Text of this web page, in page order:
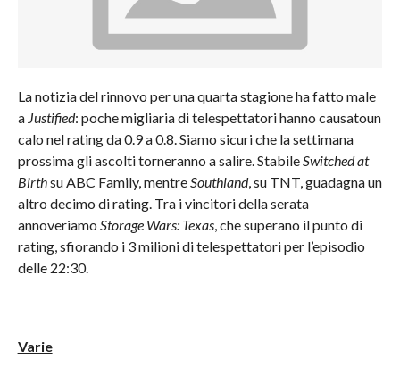
La notizia del rinnovo per una quarta stagione ha fatto male
a Justified: poche migliaria di telespettatori hanno causatoun
calo nel rating da 0.9 a 0.8. Siamo sicuri che la settimana
prossima gli ascolti torneranno a salire. StabileSwitched at
Birthsu ABC Family, mentreSouthland, su TNT, guadagna un
altro decimo di rating. Tra i vincitori della serata
annoveriamo Storage Wars: Texas, che superano il punto di
rating, sfiorando i 3 milioni di telespettatori per l’episodio
delle 22:30.
Varie